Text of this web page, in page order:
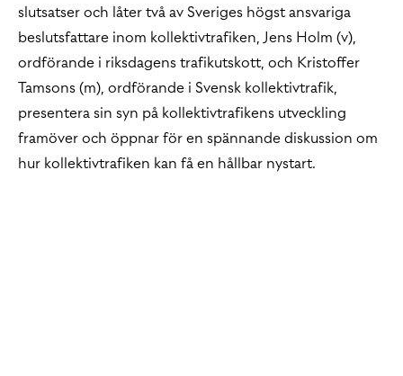
slutsatser och låter två av Sveriges högst ansvariga
beslutsfattare inom kollektivtrafiken, Jens Holm (v),
ordförande i riksdagens trafikutskott, och Kristoffer
Tamsons (m), ordförande i Svensk kollektivtrafik,
presentera sin syn på kollektivtrafikens utveckling
framöver och öppnar för en spännande diskussion om
hur kollektivtrafiken kan få en hållbar nystart.